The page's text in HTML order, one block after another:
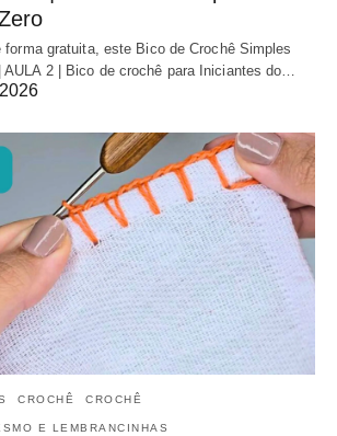
forma gratuita, este Bico de Crochê Simples
2 | Bico de crochê para Iniciantes do…
CROCHÊ CROCHÊ
E LEMBRANCINHAS